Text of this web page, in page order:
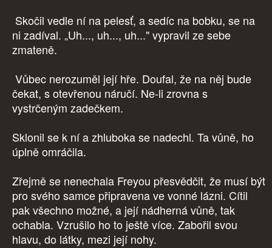
Skočil vedle ní na pelesť, a sedíc na bobku, se na
ni zadíval. „Uh..., uh..., uh..." vypravil ze sebe
zmateně.
Vůbec nerozuměl její hře. Doufal, že na něj bude
čekat, s otevřenou náručí. Ne-li zrovna s
vystrčeným zadečkem.
Sklonil se k ní a zhluboka se nadechl. Ta vůně, ho
úplně omráčila.
Zřejmě se nenechala Freyou přesvědčit, že musí být
pro svého samce připravena ve vonné lázni. Cítil
pak všechno možné, a její nádherná vůně, tak
ochabla. Vzrušilo ho to ještě více. Zabořil svou
hlavu, do látky, mezi její nohy.